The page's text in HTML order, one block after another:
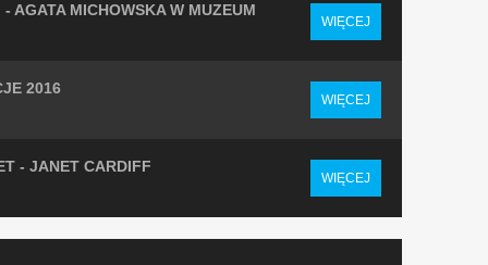
AGATA MICHOWSKA W MUZEUM
WIĘCEJ
2016
WIĘCEJ
- JANET CARDIFF
WIĘCEJ